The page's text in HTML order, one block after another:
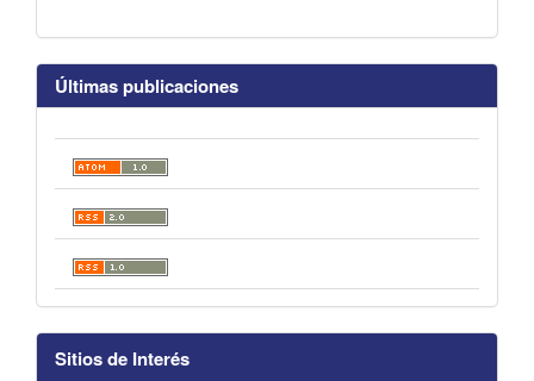
Últimas publicaciones
Sitios de Interés